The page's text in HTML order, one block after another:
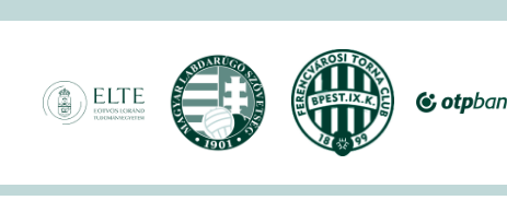
rendezték meg a VI. Ludovika15–KEK Run
ennyien nem sportoltatok velünk – rekordokat döntött a
megnyitóval kezdetét vette a XVII. KEK!